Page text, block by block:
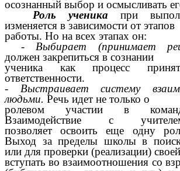
осознанный выбор и осмысливать
Роль ученика при
изменяется в зависимости от этапов
работы. Но на всех этапах он:
- Выбирает (принимает
должен закрепиться в сознании
ученика как процесс
ответственности.
- Выстраивает систему
людьми. Речь идет не только о
ролевом участии в
Взаимодействие с учителем-
позволяет освоить еще одну
Выход за пределы школы в
или для проверки (реализации)
вступать во взаимоотношения со